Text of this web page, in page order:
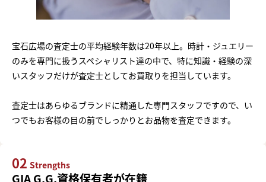
宝石広場の査定士の平均経験年数は20年以上。時計・ジュエリー
のみを専門に扱うスペシャリスト達の中で、特に知識・経験の深
いスタッフだけが査定士としてお買取りを担当しています。
査定士はあらゆるブランドに精通した専門スタッフですので、い
つでもお客様の目の前でしっかりとお品物を査定できます。
02 Strengths
GIA G.G.資格保有者が在籍